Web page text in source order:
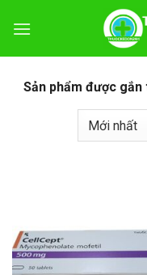
đến
Sản phẩm được